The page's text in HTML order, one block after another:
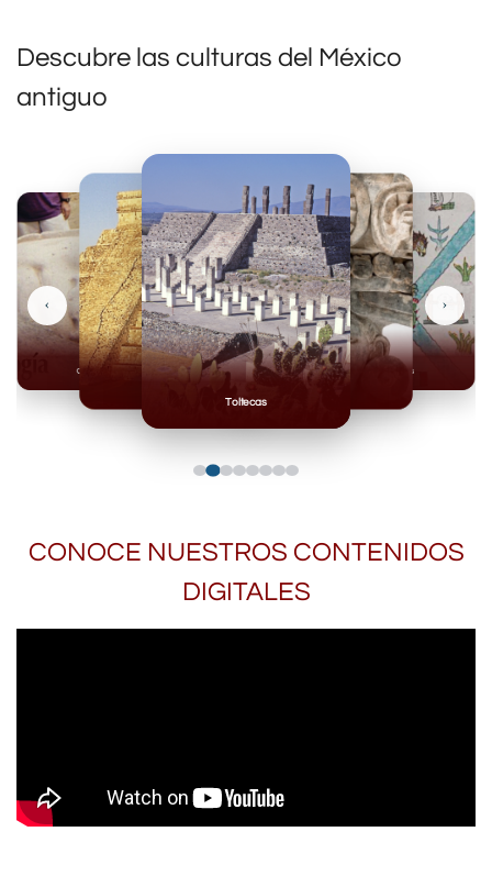
Descubre las culturas del México
antiguo
Toltecas
Mexicas
Olmecas
‹ ›
CONOCE NUESTROS CONTENIDOS
DIGITALES